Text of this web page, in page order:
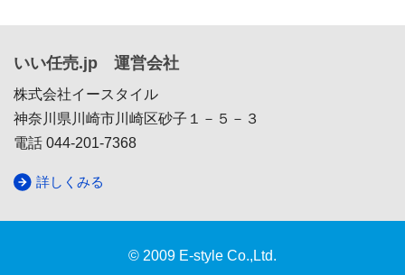
いい任売.jp 運営会社
株式会社イースタイル
神奈川県川崎市川崎区砂子１－５－３
電話 044-201-7368
詳しくみる
© 2009 E-style Co.,Ltd.